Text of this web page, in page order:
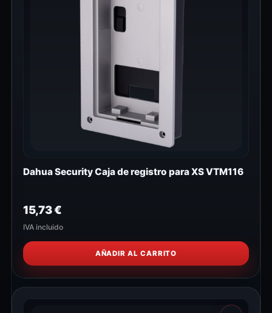
Dahua Security Caja de registro para XS VTM116
15,73€
IVA incluido
AÑADIR AL CARRITO